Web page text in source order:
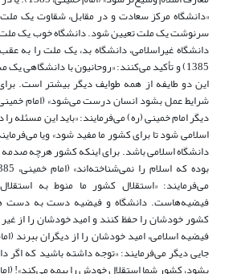
«دانشگاه مرکز سعادت و در مقابل، شقاوت یک ملت
سرنوشت یک ملت تعیین شود. دانشگاه خوب یک ملت
دانشگاه غیراسلامی، دانشگاه بد، یک ملت را به
1385) و تأکید می‌کنند: «روحانیون با دانشگاهی
این دو طایفه از همه طوایف دیگر بیشتر است.
دیگر امام خمینی (ره) می‌فرمایند: «باید این مسئله
اسلامی شود تا برای کشور ما مفید شود» ویا
دانشگاه اسلامی باشد. برای اینکه کشور هرچه
می‌فرمایند: «استقلال کشور ما منوط به
فیضیه‌هاست. دانشگاه و فیضیه دست به دست
کشور خودشان را حفظ کنند و امید خودشان را از
جایی دیگر می‌فرمایند: «توجه داشته باشید که اگر
بشود، کشور شما استقلال خودش را بیمه می‌کند»! (امام